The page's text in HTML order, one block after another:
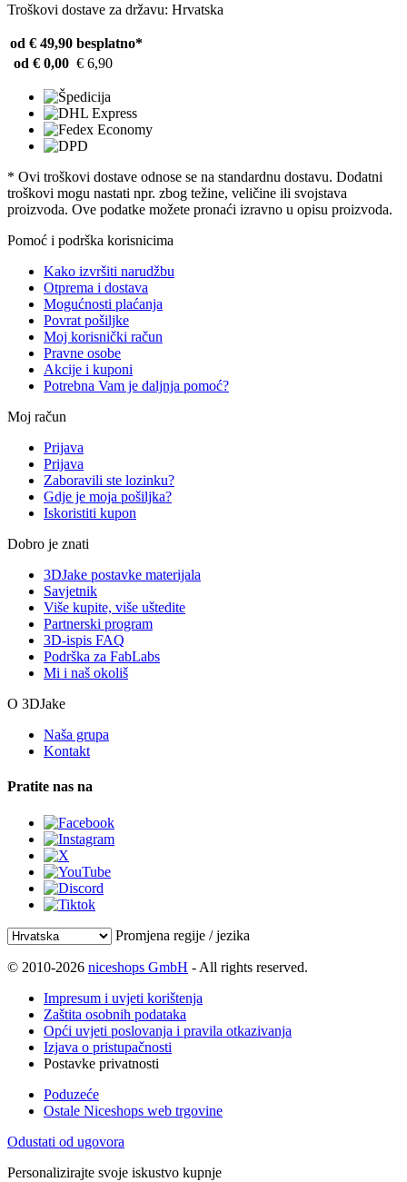
Troškovi dostave za državu: Hrvatska
od € 49,90 besplatno*
od € 0,00 € 6,90
* Ovi troškovi dostave odnose se na standardnu ​​dostavu. Dodatni
troškovi mogu nastati npr. zbog težine, veličine ili svojstava
proizvoda. Ove podatke možete pronaći izravno u opisu proizvoda.
Pomoć i podrška korisnicima
Kako izvršiti narudžbu
Otprema i dostava
Mogućnosti plaćanja
Povrat pošiljke
Moj korisnički račun
Pravne osobe
Akcije i kuponi
Potrebna Vam je daljnja pomoć?
Moj račun
Prijava
Prijava
Zaboravili ste lozinku?
Gdje je moja pošiljka?
Iskoristiti kupon
Dobro je znati
3DJake postavke materijala
Savjetnik
Više kupite, više uštedite
Partnerski program
3D-ispis FAQ
Podrška za FabLabs
Mi i naš okoliš
O 3DJake
Naša grupa
Kontakt
Pratite nas na
Promjena regije / jezika
© 2010-2026 niceshops GmbH - All rights reserved.
Impresum i uvjeti korištenja
Zaštita osobnih podataka
Opći uvjeti poslovanja i pravila otkazivanja
Izjava o pristupačnosti
Postavke privatnosti
Poduzeće
Ostale Niceshops web trgovine
Odustati od ugovora
Personalizirajte svoje iskustvo kupnje